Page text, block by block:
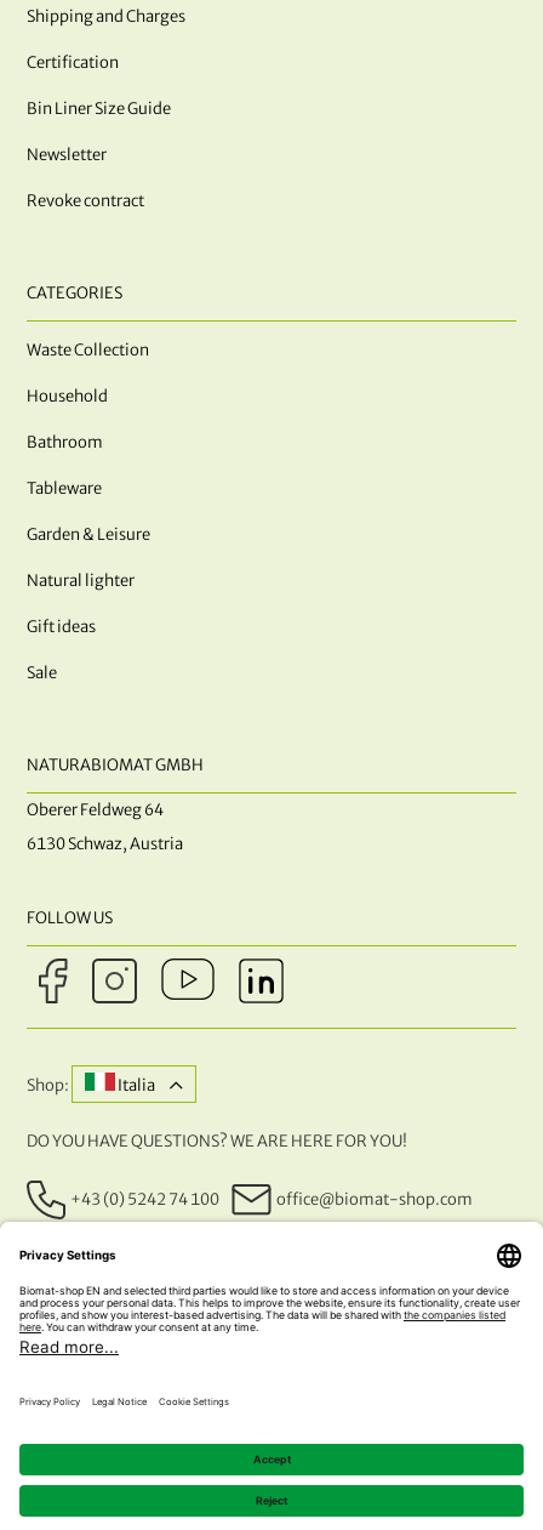
Shipping and Charges
Certification
Bin Liner Size Guide
Newsletter
Revoke contract
CATEGORIES
Waste Collection
Household
Bathroom
Tableware
Garden & Leisure
Natural lighter
Gift ideas
Sale
NATURABIOMAT GMBH
Oberer Feldweg 64
6130 Schwaz, Austria
FOLLOW US
Shop: Italia
DO YOU HAVE QUESTIONS? WE ARE HERE FOR YOU!
+43 (0) 5242 74 100 office@biomat-shop.com
OUR PAYMENT METHODS